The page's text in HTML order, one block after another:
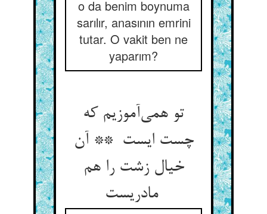
o da benim boynuma
sarılır, anasının emrini
tutar. O vakit ben ne
yaparım?
تو همی‌آموزیم که
چست ایست ** آن
خیال زشت را هم
مادریست